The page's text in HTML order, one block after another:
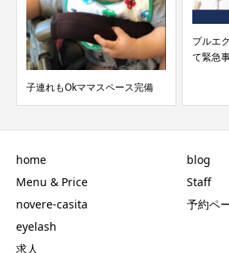
子連れもOkママスペース完備
プルエ
て緊急
home
Menu & Price
novere-casita
eyelash
求人
blog
Staff
予約ペ